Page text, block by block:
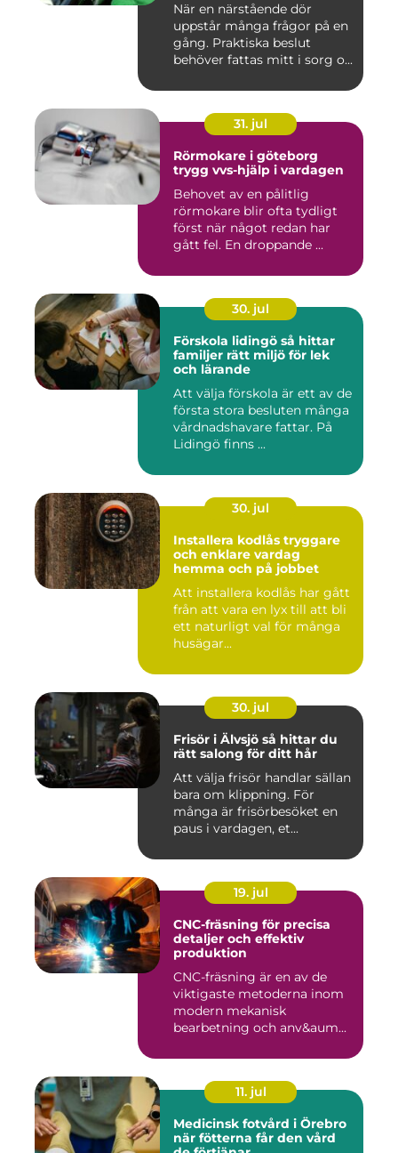
När en närstående dör
uppstår många frågor på en
gång. Praktiska beslut
behöver fattas mitt i sorg o...
31. jul
Rörmokare i göteborg
trygg vvs-hjälp i vardagen
Behovet av en pålitlig
rörmokare blir ofta tydligt
först när något redan har
gått fel. En droppande ...
30. jul
Förskola lidingö så hittar
familjer rätt miljö för lek
och lärande
Att välja förskola är ett av de
första stora besluten många
vårdnadshavare fattar. På
Lidingö finns ...
30. jul
Installera kodlås tryggare
och enklare vardag
hemma och på jobbet
Att installera kodlås har gått
från att vara en lyx till att bli
ett naturligt val för många
husägar...
30. jul
Frisör i Älvsjö så hittar du
rätt salong för ditt hår
Att välja frisör handlar sällan
bara om klippning. För
många är frisörbesöket en
paus i vardagen, et...
19. jul
CNC-fräsning för precisa
detaljer och effektiv
produktion
CNC-fräsning är en av de
viktigaste metoderna inom
modern mekanisk
bearbetning och anv&aum...
11. jul
Medicinsk fotvård i Örebro
när fötterna får den vård